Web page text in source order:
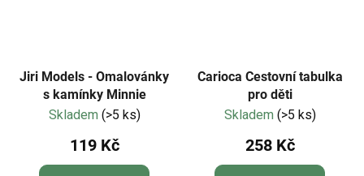
Jiri Models - Omalovánky
s kamínky Minnie
Skladem (>5 ks)
119 Kč
Carioca Cestovní tabulka
pro děti
Skladem (>5 ks)
258 Kč